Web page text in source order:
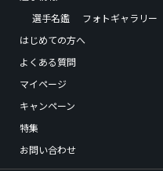
選手名鑑
フォトギャラリー
はじめての方へ
よくある質問
マイページ
キャンペーン
特集
お問い合わせ